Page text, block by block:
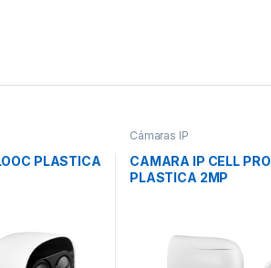
PLASTICA
Cámaras IP
CAMARA IP CELL PRO
PLASTICA 2MP